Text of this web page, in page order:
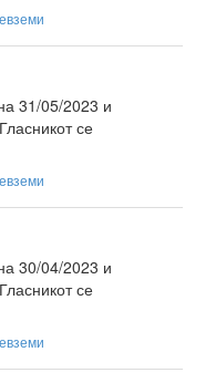
31/05/2023 и
се
30/04/2023 и
се